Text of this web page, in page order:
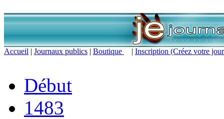
Accueil | Journaux publics | Boutique | Inscription (Créez votre
Début
1483